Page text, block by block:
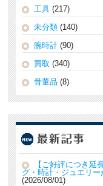
工具 (217)
未分類 (140)
腕時計 (90)
買取 (340)
骨董品 (8)
【ご好評につき延
グ・時計・ジュエリ
2026/08/01